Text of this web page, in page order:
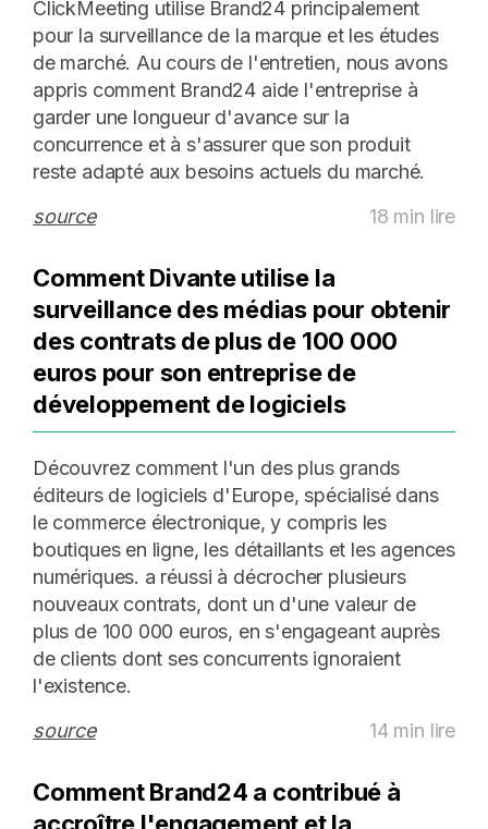
ClickMeeting utilise Brand24 principalement
pour la surveillance de la marque et les études
de marché. Au cours de l'entretien, nous avons
appris comment Brand24 aide l'entreprise à
garder une longueur d'avance sur la
concurrence et à s'assurer que son produit
reste adapté aux besoins actuels du marché.
source
18 min lire
Comment Divante utilise la
surveillance des médias pour obtenir
des contrats de plus de 100 000
euros pour son entreprise de
développement de logiciels
Découvrez comment l'un des plus grands
éditeurs de logiciels d'Europe, spécialisé dans
le commerce électronique, y compris les
boutiques en ligne, les détaillants et les agences
numériques. a réussi à décrocher plusieurs
nouveaux contrats, dont un d'une valeur de
plus de 100 000 euros, en s'engageant auprès
de clients dont ses concurrents ignoraient
l'existence.
source
14 min lire
Comment Brand24 a contribué à
accroître l'engagement et la